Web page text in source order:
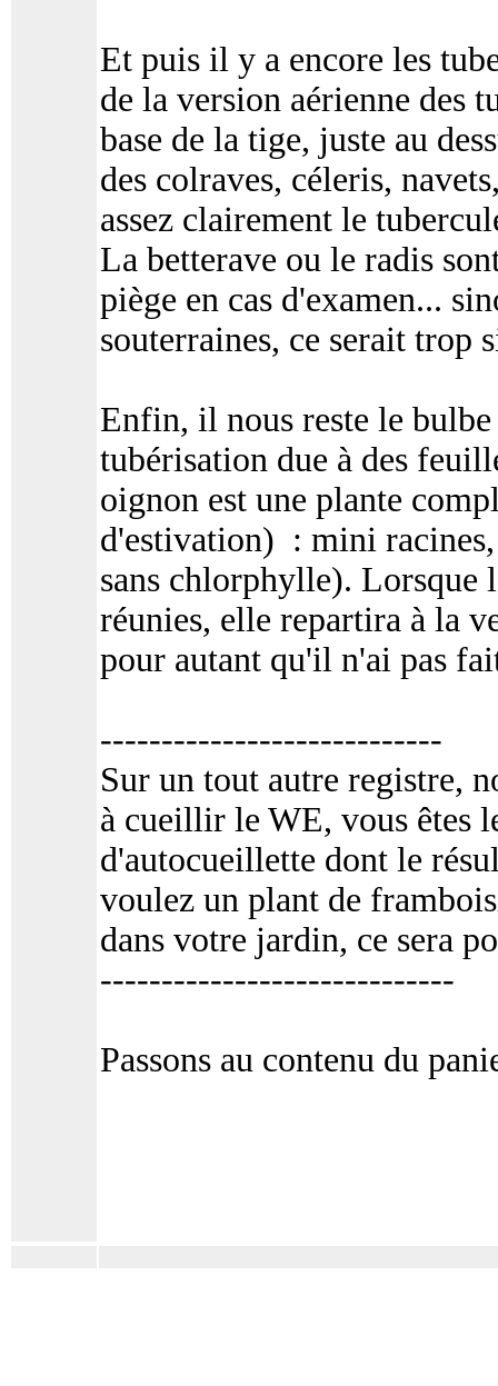
Et puis il y a encore les
de la version aérienne des
base de la tige, juste au
des colraves, céleris,
assez clairement le
La betterave ou le radis
piège en cas d'examen...
souterraines, ce serait trop
Enfin, il nous reste le
tubérisation due à des
oignon est une plante
d'estivation) : mini
sans chlorphylle). Lorsque
réunies, elle repartira à la
pour autant qu'il n'ai pas
----------------------------
Sur un tout autre registre,
à cueillir le WE, vous êtes
d'autocueillette dont le
voulez un plant de
dans votre jardin, ce sera
-----------------------------
Passons au contenu du